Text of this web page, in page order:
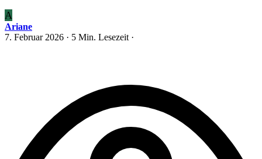
A
Ariane
7. Februar 2026 · 5 Min. Lesezeit ·